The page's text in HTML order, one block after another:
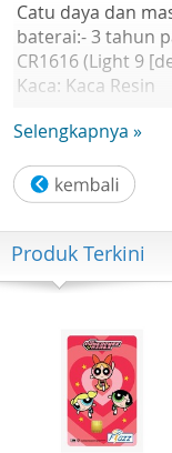
Catu daya dan
baterai:- 3 tahun
CR1616 (Light 9
Kaca: Kaca Resin
Lampu: Lampu
Fitur lainnya:
- Penunjuk waktu
- Analog: 3 jarum
Garansi Resmi 1
Include Box, Jam
Selengkapnya »
Produk Terkini